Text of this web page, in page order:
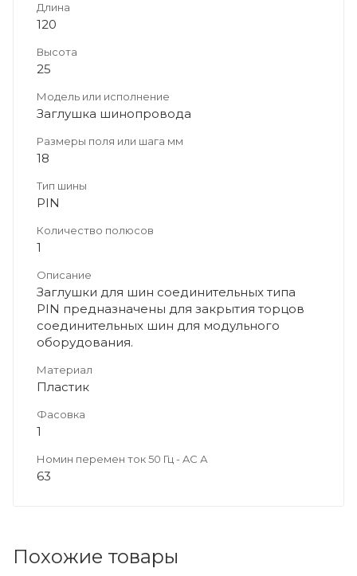
Длина
120
Высота
25
Модель или исполнение
Заглушка шинопровода
Размеры поля или шага мм
18
Тип шины
PIN
Количество полюсов
1
Описание
Заглушки для шин соединительных типа
PIN предназначены для закрытия торцов
соединительных шин для модульного
оборудования.
Материал
Пластик
Фасовка
1
Номин перемен ток 50 Гц - AC А
63
Похожие товары